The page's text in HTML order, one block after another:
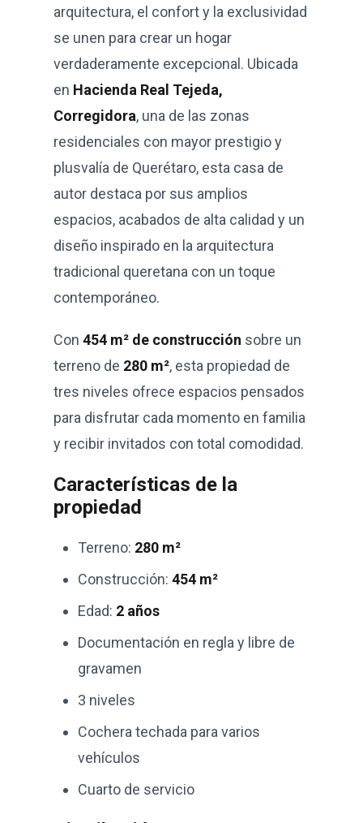
arquitectura, el confort y la exclusividad
se unen para crear un hogar
verdaderamente excepcional. Ubicada
en Hacienda Real Tejeda,
Corregidora, una de las zonas
residenciales con mayor prestigio y
plusvalía de Querétaro, esta casa de
autor destaca por sus amplios
espacios, acabados de alta calidad y un
diseño inspirado en la arquitectura
tradicional queretana con un toque
contemporáneo.
Con 454 m² de construcción sobre un
terreno de 280 m², esta propiedad de
tres niveles ofrece espacios pensados
para disfrutar cada momento en familia
y recibir invitados con total comodidad.
Características de la
propiedad
Terreno: 280 m²
Construcción: 454 m²
Edad: 2 años
Documentación en regla y libre de
gravamen
3 niveles
Cochera techada para varios
vehículos
Cuarto de servicio